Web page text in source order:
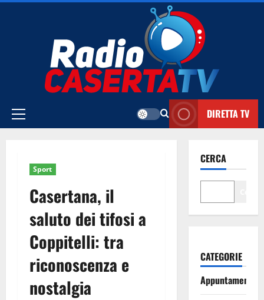
Vai
Menu
DIRETTA TV
Sport
Casertana, il
saluto dei tifosi a
Coppitelli: tra
riconoscenza e
nostalgia
CERCA
CATEGORIE
Appuntamenti